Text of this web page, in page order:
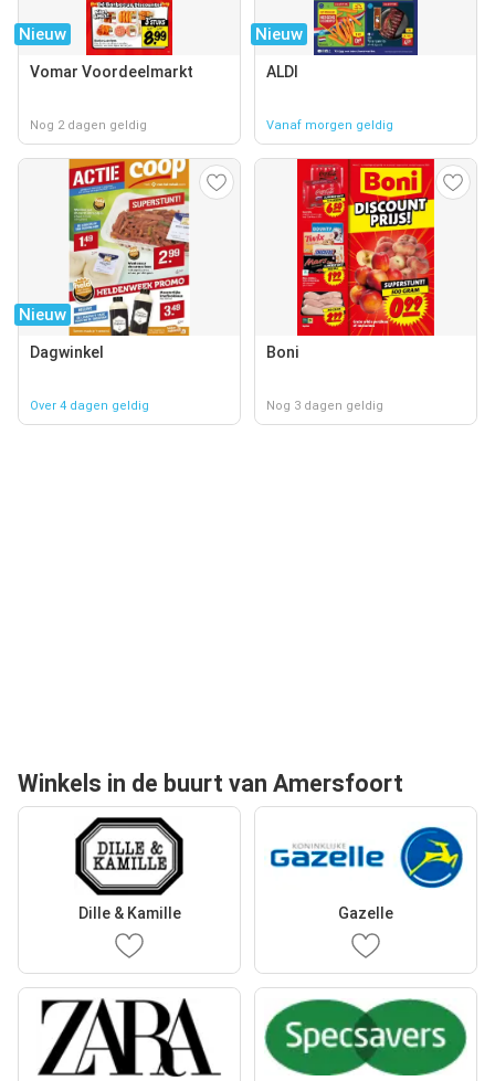
Nieuw
Vomar Voordeelmarkt
Nog 2 dagen geldig
Nieuw
ALDI
Vanaf morgen geldig
Nieuw
Dagwinkel
Over 4 dagen geldig
Boni
Nog 3 dagen geldig
Winkels in de buurt van Amersfoort
Dille & Kamille Gazelle